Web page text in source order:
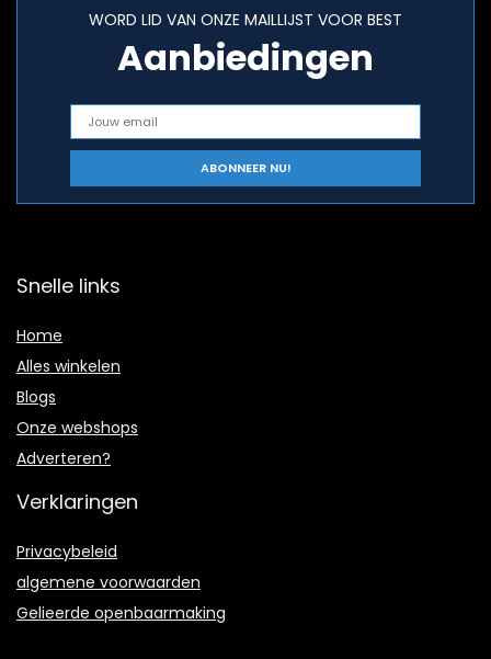
WORD LID VAN ONZE MAILLIJST VOOR BEST
Aanbiedingen
Snelle links
Home
Alles winkelen
Blogs
Onze webshops
Adverteren?
Verklaringen
Privacybeleid
algemene voorwaarden
Gelieerde openbaarmaking